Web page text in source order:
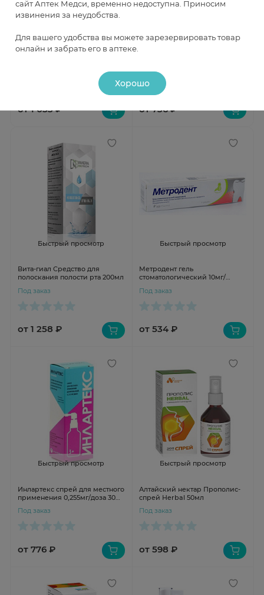
President Adhesium
от 1 053 ₽
Под заказ
от 736 ₽
Быстрый просмотр
Вита-гиал Средство для
полоскания полости рта 200мл
Под заказ
от 1 258 ₽
Быстрый просмотр
Метродент гель
стоматологический 10мг/
Под заказ
от 534 ₽
Быстрый просмотр
Инлартекс спрей для местного
применения 0,255мг/доза 30мл
Под заказ
от 776 ₽
Быстрый просмотр
Алтайский нектар Прополис-
спрей Herbal 50мл
Под заказ
от 598 ₽
сайт Аптек Медси, временно недоступна. Приносим
извинения за неудобства.
Для вашего удобства вы можете зарезервировать товар
онлайн и забрать его в аптеке.
Хорошо